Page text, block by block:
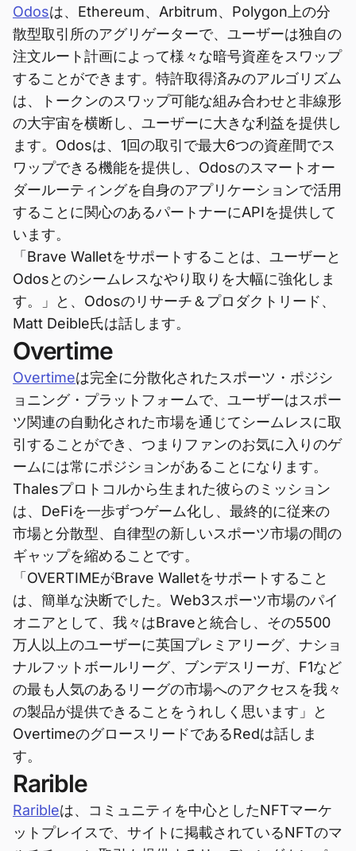
Odosは、Ethereum、Arbitrum、Polygon上の分
散型取引所のアグリゲーターで、ユーザーは独自の
注文ルート計画によって様々な暗号資産をスワップ
することができます。特許取得済みのアルゴリズム
は、トークンのスワップ可能な組み合わせと非線形
の大宇宙を横断し、ユーザーに大きな利益を提供し
ます。Odosは、1回の取引で最大6つの資産間でス
ワップできる機能を提供し、Odosのスマートオー
ダールーティングを自身のアプリケーションで活用
することに関心のあるパートナーにAPIを提供して
います。
「Brave Walletをサポートすることは、ユーザーと
Odosとのシームレスなやり取りを大幅に強化しま
す。」と、Odosのリサーチ＆プロダクトリード、
Matt Deible氏は話します。
Overtime
Overtimeは完全に分散化されたスポーツ・ポジシ
ョニング・プラットフォームで、ユーザーはスポー
ツ関連の自動化された市場を通じてシームレスに取
引することができ、つまりファンのお気に入りのゲ
ームには常にポジションがあることになります。
Thalesプロトコルから生まれた彼らのミッション
は、DeFiを一歩ずつゲーム化し、最終的に従来の
市場と分散型、自律型の新しいスポーツ市場の間の
ギャップを縮めることです。
「OVERTIMEがBrave Walletをサポートすること
は、簡単な決断でした。Web3スポーツ市場のパイ
オニアとして、我々はBraveと統合し、その5500
万人以上のユーザーに英国プレミアリーグ、ナショ
ナルフットボールリーグ、ブンデスリーガ、F1など
の最も人気のあるリーグの市場へのアクセスを我々
の製品が提供できることをうれしく思います」と
OvertimeのグロースリードであるRedは話しま
す。
Rarible
Raribleは、コミュニティを中心としたNFTマーケ
ットプレイスで、サイトに掲載されているNFTのマ